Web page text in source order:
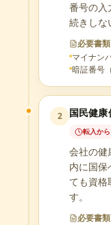
番号の入
続きしな
必要書類
マイナン
暗証番号
2 国民健康
転入か
会社の健
内に国
ても資格
す。
必要書類